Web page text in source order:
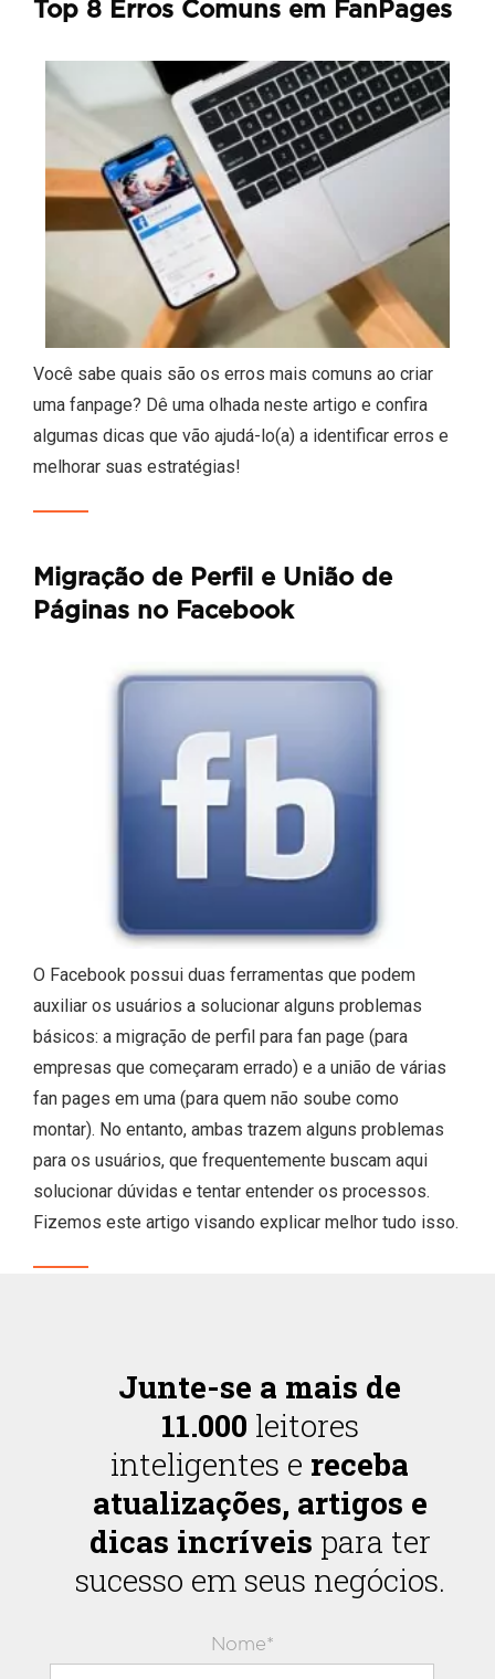
Top 8 Erros Comuns em FanPages
Você sabe quais são os erros mais comuns ao criar
uma fanpage? Dê uma olhada neste artigo e confira
algumas dicas que vão ajudá-lo(a) a identificar erros e
melhorar suas estratégias!
Migração de Perfil e União de
Páginas no Facebook
O Facebook possui duas ferramentas que podem
auxiliar os usuários a solucionar alguns problemas
básicos: a migração de perfil para fan page (para
empresas que começaram errado) e a união de várias
fan pages em uma (para quem não soube como
montar). No entanto, ambas trazem alguns problemas
para os usuários, que frequentemente buscam aqui
solucionar dúvidas e tentar entender os processos.
Fizemos este artigo visando explicar melhor tudo isso.
Junte-se a mais de
11.000 leitores
inteligentes e receba
atualizações, artigos e
dicas incríveis para ter
sucesso em seus negócios.
Nome*